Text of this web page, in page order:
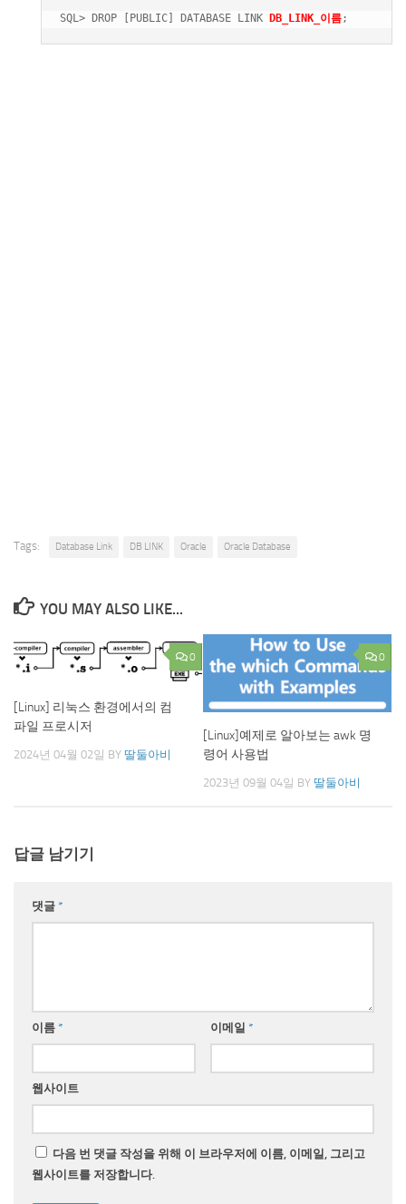
SQL> DROP [PUBLIC] DATABASE LINK DB_LINK_이름
Tags: Database Link DB LINK Oracle Oracle Database
YOU MAY ALSO LIKE...
0
[Linux] 리눅스 환경에서의 컴
파일 프로시저
2024년 04월 02일 BY 딸둘아비
0
[Linux]예제로 알아보는 awk 명
령어 사용법
2023년 09월 04일 BY 딸둘아비
답글 남기기
댓글 *
이름 * 이메일 *
웹사이트
다음 번 댓글 작성을 위해 이 브라우저에 이름, 이메일, 그리고
웹사이트를 저장합니다.